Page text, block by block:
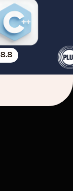
8.8